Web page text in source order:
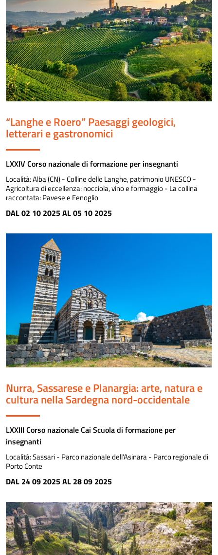
“Langhe e Roero” Paesaggi geologici,
letterari e gastronomici
LXXIV Corso nazionale di formazione per insegnanti
Località:Alba (CN) - Colline delle Langhe, patrimonio UNESCO -
Agricoltura di eccellenza: nocciola, vino e formaggio - La collina
raccontata: Pavese e Fenoglio
DAL 02 10 2025 AL 05 10 2025
Nurra, Sassarese e Planargia: arte, natura e
cultura nella Sardegna nord-occidentale
LXXIII Corso nazionale Cai Scuola di formazione per
insegnanti
Località:Sassari - Parco nazionale dell’Asinara - Parco regionale di
Porto Conte
DAL 24 09 2025 AL 28 09 2025